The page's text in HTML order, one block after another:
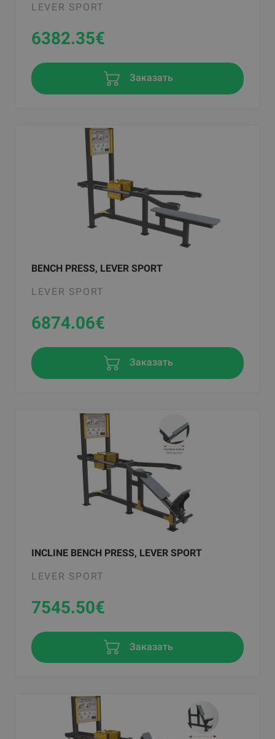
LEVER SPORT
6382.35€
Заказать
BENCH PRESS, LEVER SPORT
LEVER SPORT
6874.06€
Заказать
INCLINE BENCH PRESS, LEVER SPORT
LEVER SPORT
7545.50€
Заказать